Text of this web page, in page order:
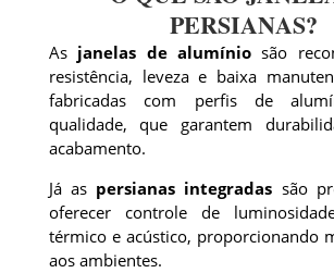
PERSIANAS?
As janelas de alumínio são
resistência, leveza e baixa
fabricadas com perfis de
qualidade, que garantem
acabamento.
Já as persianas integradas são
oferecer controle de
térmico e acústico, proporcionando
aos ambientes.